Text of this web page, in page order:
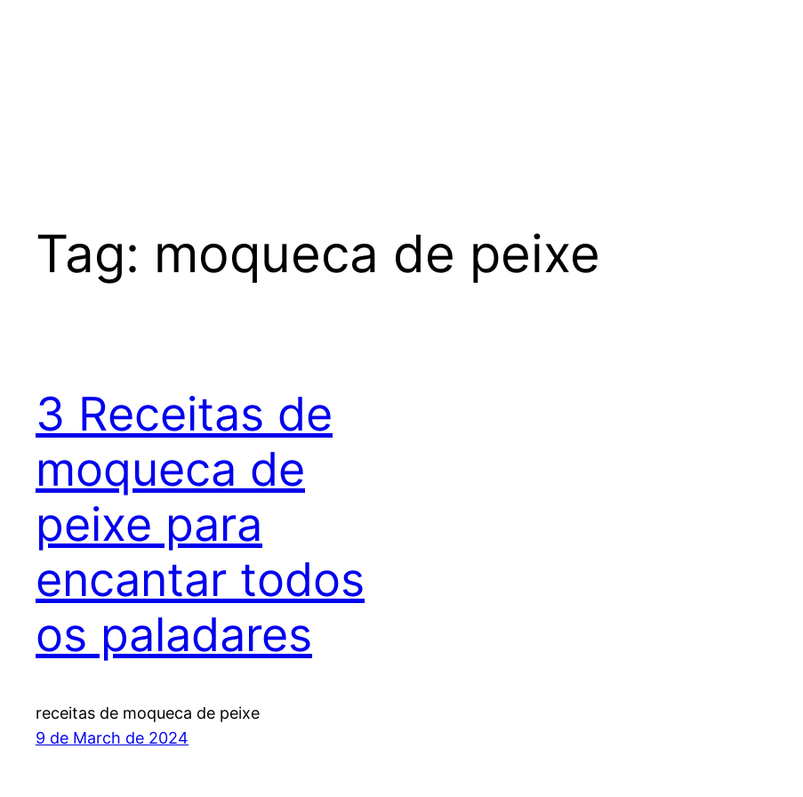
Tag: moqueca de peixe
3 Receitas de
moqueca de
peixe para
encantar todos
os paladares
receitas de moqueca de peixe
9 de March de 2024